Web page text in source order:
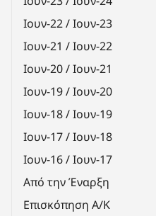
Ιουν-22 / Ιουν-23
Ιουν-21 / Ιουν-22
Ιουν-20 / Ιουν-21
Ιουν-19 / Ιουν-20
Ιουν-18 / Ιουν-19
Ιουν-17 / Ιουν-18
Ιουν-16 / Ιουν-17
Από την Έναρξη
Επισκόπηση Α/Κ